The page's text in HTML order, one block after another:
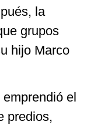
la
grupos
hijo Marco
el
predios,